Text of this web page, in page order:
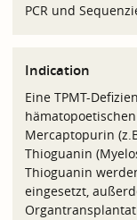
PCR und
Indication
Eine TPMT-
Mercaptopurin
Thioguanin
Thioguanin
eingesetzt,